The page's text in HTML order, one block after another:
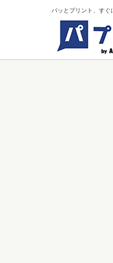
パッとプリント、すぐ